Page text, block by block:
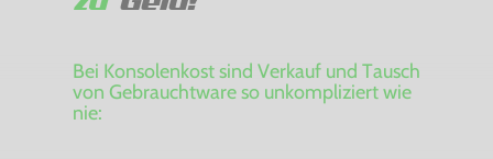
Bei Konsolenkost sind Verkauf und Tausch
von Gebrauchtware so unkompliziert wie
nie: